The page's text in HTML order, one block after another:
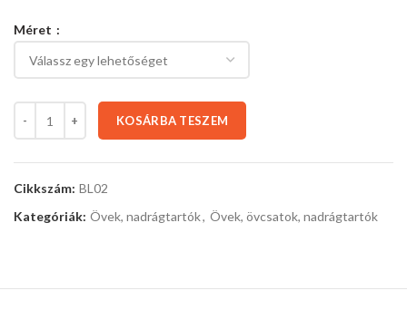
Méret
KOSÁRBA TESZEM
Cikkszám: BL02
Kategóriák: Övek, nadrágtartók, Övek, övcsatok, nadrágtartók